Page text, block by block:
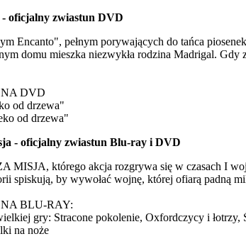
- oficjalny zwiastun DVD
Encanto", pełnym porywających do tańca
domu mieszka niezwykła rodzina Madrigal. Gdy
DVD
od drzewa"
od drzewa"
- oficjalny zwiastun Blu-ray i DVD
MISJA, którego akcja rozgrywa się w czasach I
spiskują, by wywołać wojnę, której ofiarą padną
BLU-RAY:
gry: Stracone pokolenie, Oxfordczycy i
na noże